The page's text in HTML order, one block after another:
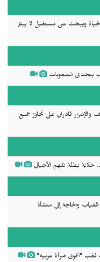
ويبحث عن مستقبل لا يبتر
يتحدى الصعوبات
والإصرار قادران على تجاوز جميع
حكاية بطلة تلهم الأجيال
والحاجة إلى منشأة
لقب "أقوى امرأة عربية"